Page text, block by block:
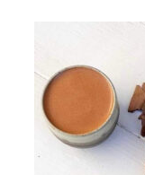
Om AYA